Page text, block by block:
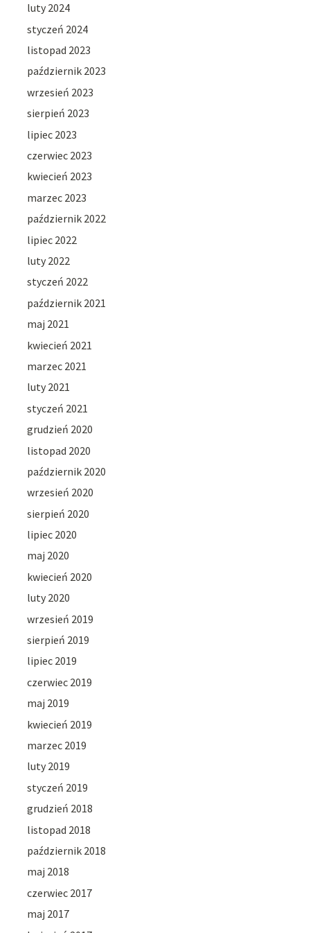
luty 2024
styczeń 2024
listopad 2023
październik 2023
wrzesień 2023
sierpień 2023
lipiec 2023
czerwiec 2023
kwiecień 2023
marzec 2023
październik 2022
lipiec 2022
luty 2022
styczeń 2022
październik 2021
maj 2021
kwiecień 2021
marzec 2021
luty 2021
styczeń 2021
grudzień 2020
listopad 2020
październik 2020
wrzesień 2020
sierpień 2020
lipiec 2020
maj 2020
kwiecień 2020
luty 2020
wrzesień 2019
sierpień 2019
lipiec 2019
czerwiec 2019
maj 2019
kwiecień 2019
marzec 2019
luty 2019
styczeń 2019
grudzień 2018
listopad 2018
październik 2018
maj 2018
czerwiec 2017
maj 2017